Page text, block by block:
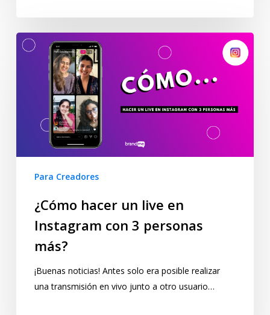
Para Creadores
¿Cómo hacer un live en
Instagram con 3 personas
más?
¡Buenas noticias! Antes solo era posible realizar
una transmisión en vivo junto a otro usuario…